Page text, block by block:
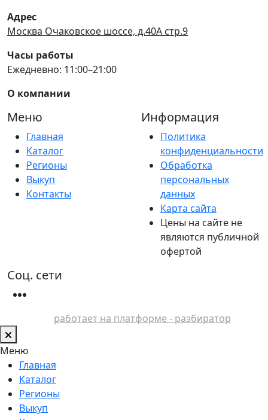
Адрес
Москва Очаковское шоссе, д.40А стр.9
Часы работы
Ежедневно: 11:00–21:00
О компании
Меню
Главная
Каталог
Регионы
Выкуп
Контакты
Информация
Политика
конфиденциальности
Обработка
персональных
данных
Карта сайта
Цены на сайте не
являются публичной
офертой
Соц. сети
работает на платформе - разбиратор
Меню
Главная
Каталог
Регионы
Выкуп